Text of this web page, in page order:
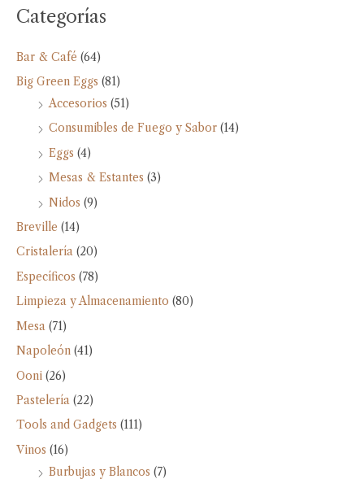
Categorías
Bar & Café (64)
Big Green Eggs (81)
Accesorios (51)
Consumibles de Fuego y Sabor (14)
Eggs (4)
Mesas & Estantes (3)
Nidos (9)
Breville (14)
Cristalería (20)
Específicos (78)
Limpieza y Almacenamiento (80)
Mesa (71)
Napoleón (41)
Ooni (26)
Pastelería (22)
Tools and Gadgets (111)
Vinos (16)
Burbujas y Blancos (7)